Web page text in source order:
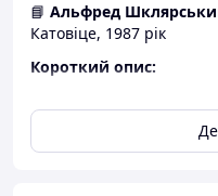
📘 Альфред
Катовіце, 1987 рік
Короткий опис:
Альфреда Шклярського
мандрівника Томека